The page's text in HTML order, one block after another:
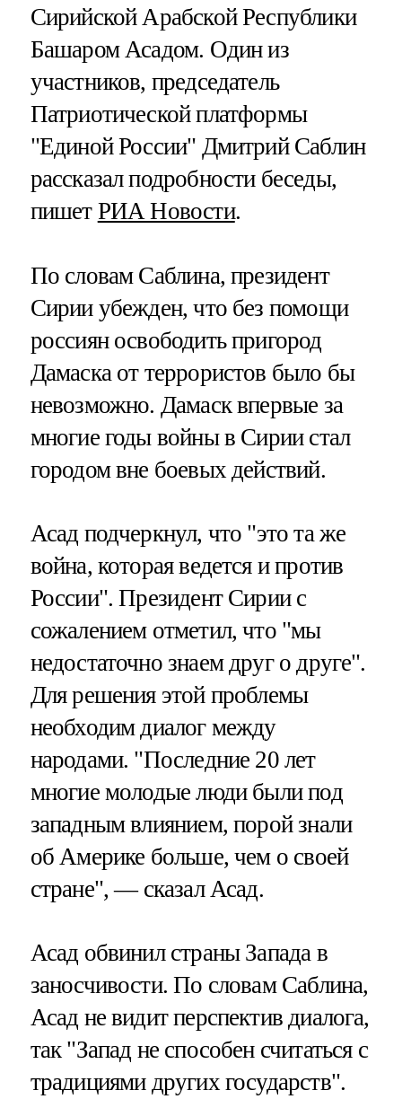
Сирийской Арабской Республики
Башаром Асадом. Один из
участников, председатель
Патриотической платформы
"Единой России" Дмитрий Саблин
рассказал подробности беседы,
пишет РИА Новости.
По словам Саблина, президент
Сирии убежден, что без помощи
россиян освободить пригород
Дамаска от террористов было бы
невозможно. Дамаск впервые за
многие годы войны в Сирии стал
городом вне боевых действий.
Асад подчеркнул, что "это та же
война, которая ведется и против
России". Президент Сирии с
сожалением отметил, что "мы
недостаточно знаем друг о друге".
Для решения этой проблемы
необходим диалог между
народами. "Последние 20 лет
многие молодые люди были под
западным влиянием, порой знали
об Америке больше, чем о своей
стране", — сказал Асад.
Асад обвинил страны Запада в
заносчивости. По словам Саблина,
Асад не видит перспектив диалога,
так "Запад не способен считаться с
традициями других государств".